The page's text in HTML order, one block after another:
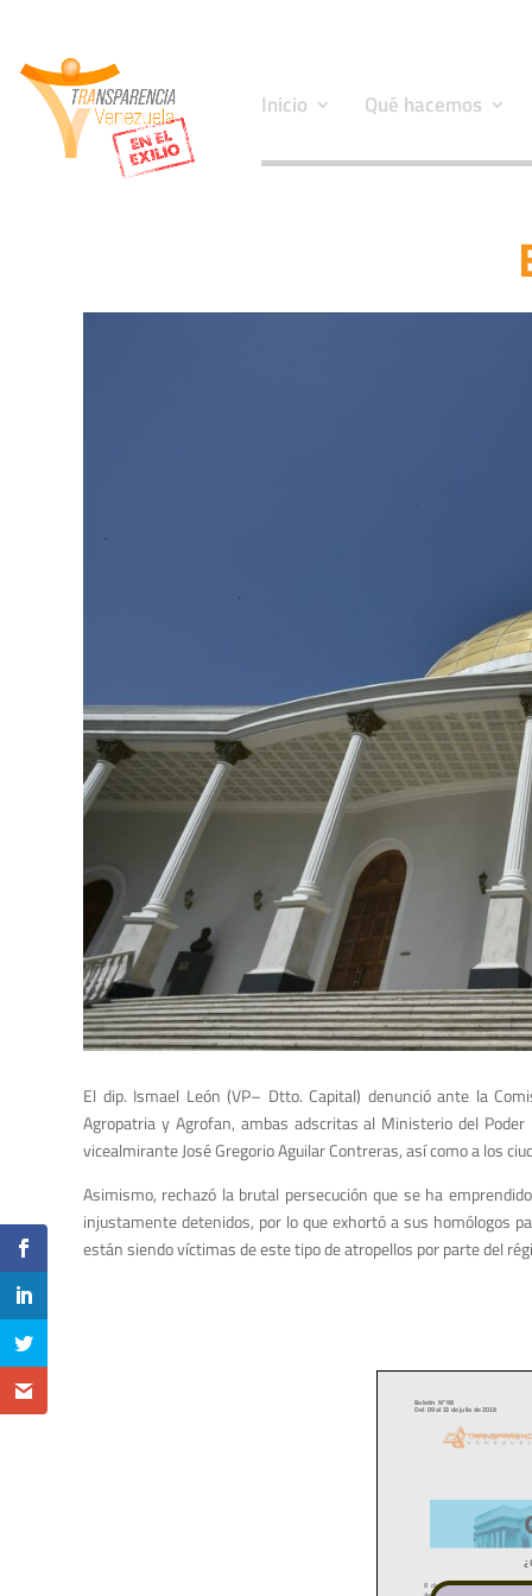
Inicio Qué hacemos
El dip. Ismael León (VP– Dtto. Capital) denunció ante la
Agropatria y Agrofan, ambas adscritas al Ministerio del
vicealmirante José Gregorio Aguilar Contreras, así como a los
Asimismo, rechazó la brutal persecución que se ha
injustamente detenidos, por lo que exhortó a sus homólogos
están siendo víctimas de este tipo de atropellos por parte del